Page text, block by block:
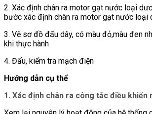
2. Xác định chân ra motor gạt nước loại
bước xác định chân ra motor gạt nước loại
3. Vẽ sơ đồ đấu dây, có màu đỏ,màu đen
khi thực hành
4. Đấu, kiểm tra mạch điện
Hướng dẫn cụ thể
1. Xác định chân ra công tắc điều